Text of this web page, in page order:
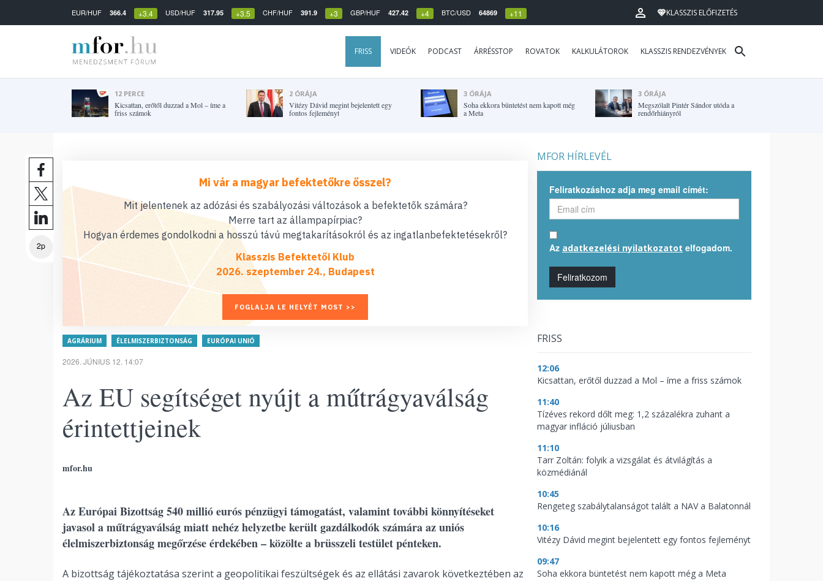
EUR/HUF 366.4 +3.4 USD/HUF 317.95 +3.5 CHF/HUF 391.9 +3 GBP/HUF 427.42 +4 BTC/USD 64869 +11 KLASSZIS ELŐFIZETÉS
FRISS VIDEÓK PODCAST ÁRRÉSSTOP ROVATOK KALKULÁTOROK KLASSZIS RENDEZVÉNYEK
12 PERCE
Kicsattan, erőtől duzzad a Mol – íme a
friss számok
2 ÓRÁJA
Vitézy Dávid megint bejelentett egy
fontos fejleményt
3 ÓRÁJA
Soha ekkora büntetést nem kapott még
a Meta
3 ÓRÁJA
Megszólalt Pintér Sándor utóda a
rendőrhiányról
2p
Mi vár a magyar befektetőkre ősszel?
Mit jelentenek az adózási és szabályozási változások a befektetők számára?
Merre tart az állampapírpiac?
Hogyan érdemes gondolkodni a hosszú távú megtakarításokról és az ingatlanbefektetésekről?
Klasszis Befektetői Klub
2026. szeptember 24., Budapest
FOGLALJA LE HELYÉT MOST >>
AGRÁRIUM ÉLELMISZERBIZTONSÁG EURÓPAI UNIÓ
2026. JÚNIUS 12. 14:07
Az EU segítséget nyújt a műtrágyaválság
érintettjeinek
mfor.hu
Az Európai Bizottság 540 millió eurós pénzügyi támogatást, valamint további könnyítéseket
javasol a műtrágyaválság miatt nehéz helyzetbe került gazdálkodók számára az uniós
élelmiszerbiztonság megőrzése érdekében – közölte a brüsszeli testület pénteken.
A bizottság tájékoztatása szerint a geopolitikai feszültségek és az ellátási zavarok következtében az
MFOR HÍRLEVÉL
Feliratkozáshoz adja meg email címét:
Az adatkezelési nyilatkozatot elfogadom.
Feliratkozom
FRISS
12:06
Kicsattan, erőtől duzzad a Mol – íme a friss számok
11:40
Tízéves rekord dőlt meg: 1,2 százalékra zuhant a
magyar infláció júliusban
11:10
Tarr Zoltán: folyik a vizsgálat és átvilágítás a
közmédiánál
10:45
Rengeteg szabálytalanságot talált a NAV a Balatonnál
10:16
Vitézy Dávid megint bejelentett egy fontos fejleményt
09:47
Soha ekkora büntetést nem kapott még a Meta